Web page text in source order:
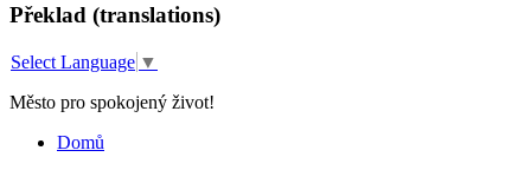
Překlad (translations)
Select Language ▼
Město pro spokojený život!
Domů